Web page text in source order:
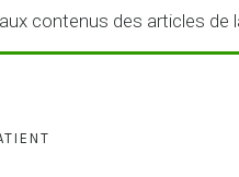
contenus des articles de